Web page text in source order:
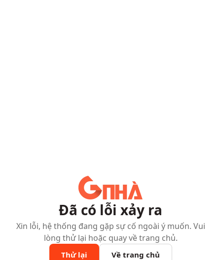
Đã có lỗi xảy ra
Xin lỗi, hệ thống đang gặp sự cố ngoài ý muốn. Vui
lòng thử lại hoặc quay về trang chủ.
Thử lại Về trang chủ